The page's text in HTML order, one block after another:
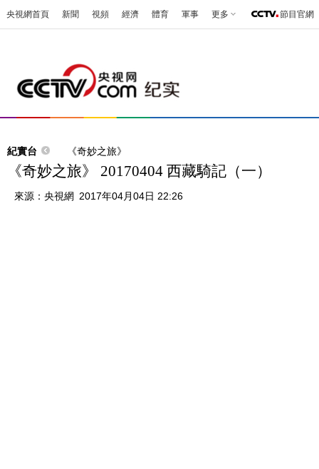
央視網首頁 新聞 視頻 經濟 體育 軍事 更多 節目官網
紀實台 《奇妙之旅》
《奇妙之旅》 20170404 西藏騎記（一）
來源： 央視網 2017年04月04日 22:26